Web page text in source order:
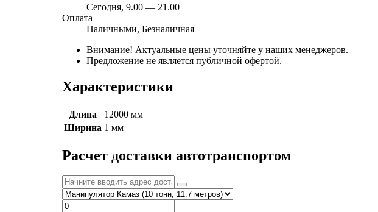
Сегодня, 9.00 — 21.00
Оплата
Наличными, Безналичная
Внимание! Актуальные цены уточняйте у наших менеджеров.
Предложение не является публичной офертой.
Характеристики
Длина
12000 мм
Ширина 1 мм
Расчет доставки автотранспортом